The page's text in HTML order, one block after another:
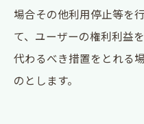
場合その他利用停止等を
て、ユーザーの権利利益
代わるべき措置をとれる
のとします。